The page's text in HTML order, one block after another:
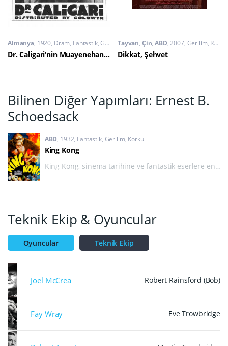
Almanya 1920 Dram, Fantastik,Gerilim
Dr. Caligari’nin Muayenehanesi
Tayvan, Çin,ABD 2007 Gerilim, Romantik
Dikkat, Şehvet
Bilinen Diğer Yapımları: Ernest B.
Schoedsack
ABD 1932 Fantastik, Gerilim, Korku
King Kong
King Kong, sinema tarihine ve fantastik eserlere en
Teknik Ekip & Oyuncular
Oyuncular Teknik Ekip
Joel McCrea Robert Rainsford (Bob)
Fay Wray Eve Trowbridge